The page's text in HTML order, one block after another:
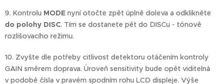
9. Kontrolu MODE nyní otočte zpět úplně doleva a odklikněte
do polohy DISC. Tím se dostanete pět do DISCu - tónově
rozlišovacího režimu.
10. Zvyšte dle potřeby citlivost detektoru otáčením kontroly
GAIN směrem doprava. Úroveň sensitivity bude opět viditelná
v podobě čísla v pravém spodním rohu LCD displeje. Výše